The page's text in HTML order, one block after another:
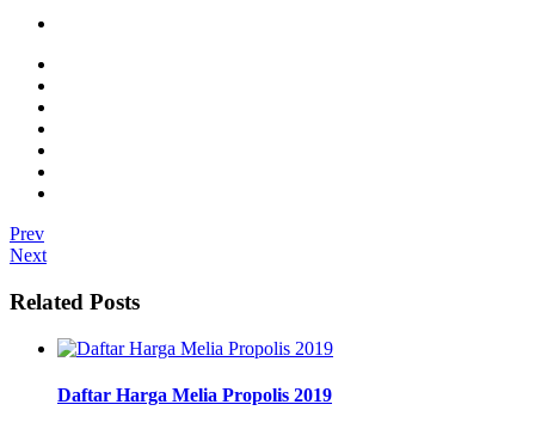
Prev
Next
Related Posts
Daftar Harga Melia Propolis 2019